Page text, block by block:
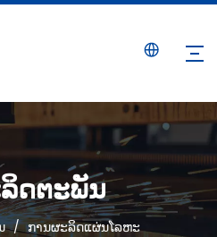
ດຕະພັນ
/ ການຜະລິດແຜ່ນໂລຫະ